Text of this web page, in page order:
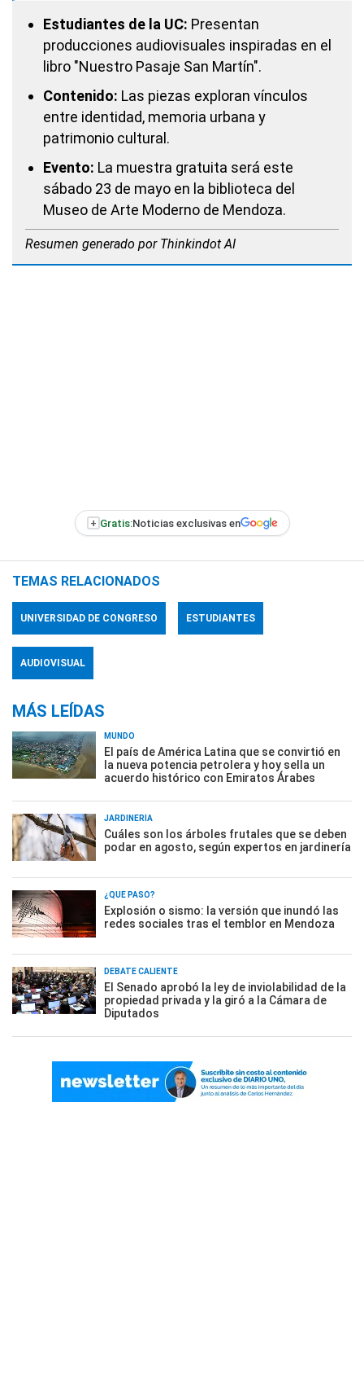
Estudiantes de la UC: Presentan
producciones audiovisuales inspiradas en el
libro "Nuestro Pasaje San Martín".
Contenido: Las piezas exploran vínculos
entre identidad, memoria urbana y
patrimonio cultural.
Evento: La muestra gratuita será este
sábado 23 de mayo en la biblioteca del
Museo de Arte Moderno de Mendoza.
Resumen generado por Thinkindot AI
+ Gratis:Noticias exclusivas en
TEMAS RELACIONADOS
UNIVERSIDAD DE CONGRESO ESTUDIANTES
AUDIOVISUAL
MÁS LEÍDAS
MUNDO
El país de América Latina que se convirtió en
la nueva potencia petrolera y hoy sella un
acuerdo histórico con Emiratos Árabes
JARDINERÍA
Cuáles son los árboles frutales que se deben
podar en agosto, según expertos en jardinería
¿QUÉ PASÓ?
Explosión o sismo: la versión que inundó las
redes sociales tras el temblor en Mendoza
DEBATE CALIENTE
El Senado aprobó la ley de inviolabilidad de la
propiedad privada y la giró a la Cámara de
Diputados